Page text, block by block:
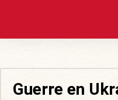
Guerre en